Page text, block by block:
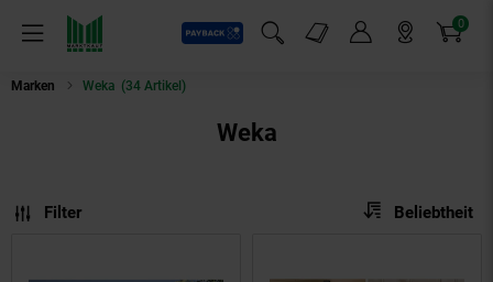
Menü
Payback
Suchfeld einblenden
Markt-Angebote 0
Artikel
Marken Weka (34 Artikel)
Weka
Filter Sortierung:
Beliebtheit